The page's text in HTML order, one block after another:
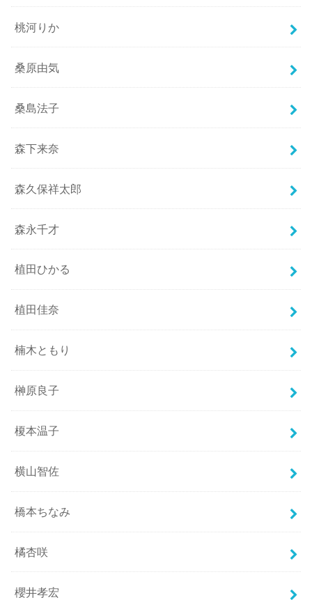
桃河りか
桑原由気
桑島法子
森下来奈
森久保祥太郎
森永千才
植田ひかる
植田佳奈
楠木ともり
榊原良子
榎本温子
横山智佐
橋本ちなみ
橘杏咲
櫻井孝宏